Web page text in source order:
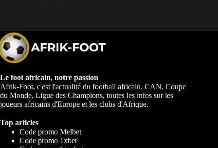
Le foot africain, notre passion
Afrik-Foot, c'est l'actualité du football africain. CAN, Coupe
du Monde, Ligue des Champions, toutes les infos sur les
joueurs africains d'Europe et les clubs d'Afrique.
Top articles
Code promo Melbet
Code promo 1xbet